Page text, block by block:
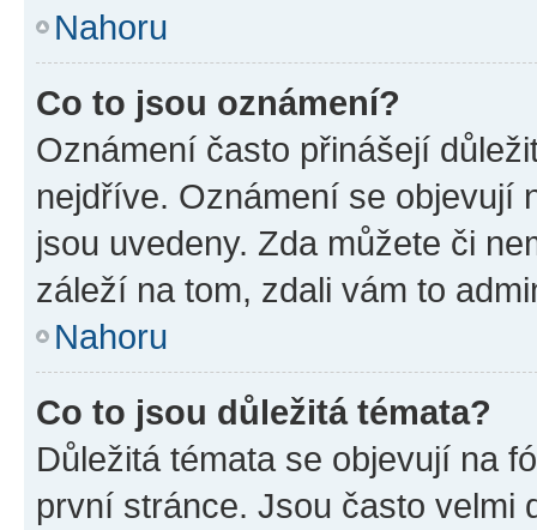
Nahoru
Co to jsou oznámení?
Oznámení často přinášejí
nejdříve. Oznámení se objevují
jsou uvedeny. Zda můžete či
záleží na tom, zdali vám to
Nahoru
Co to jsou důležitá témata?
Důležitá témata se objevují na
první stránce. Jsou často velmi